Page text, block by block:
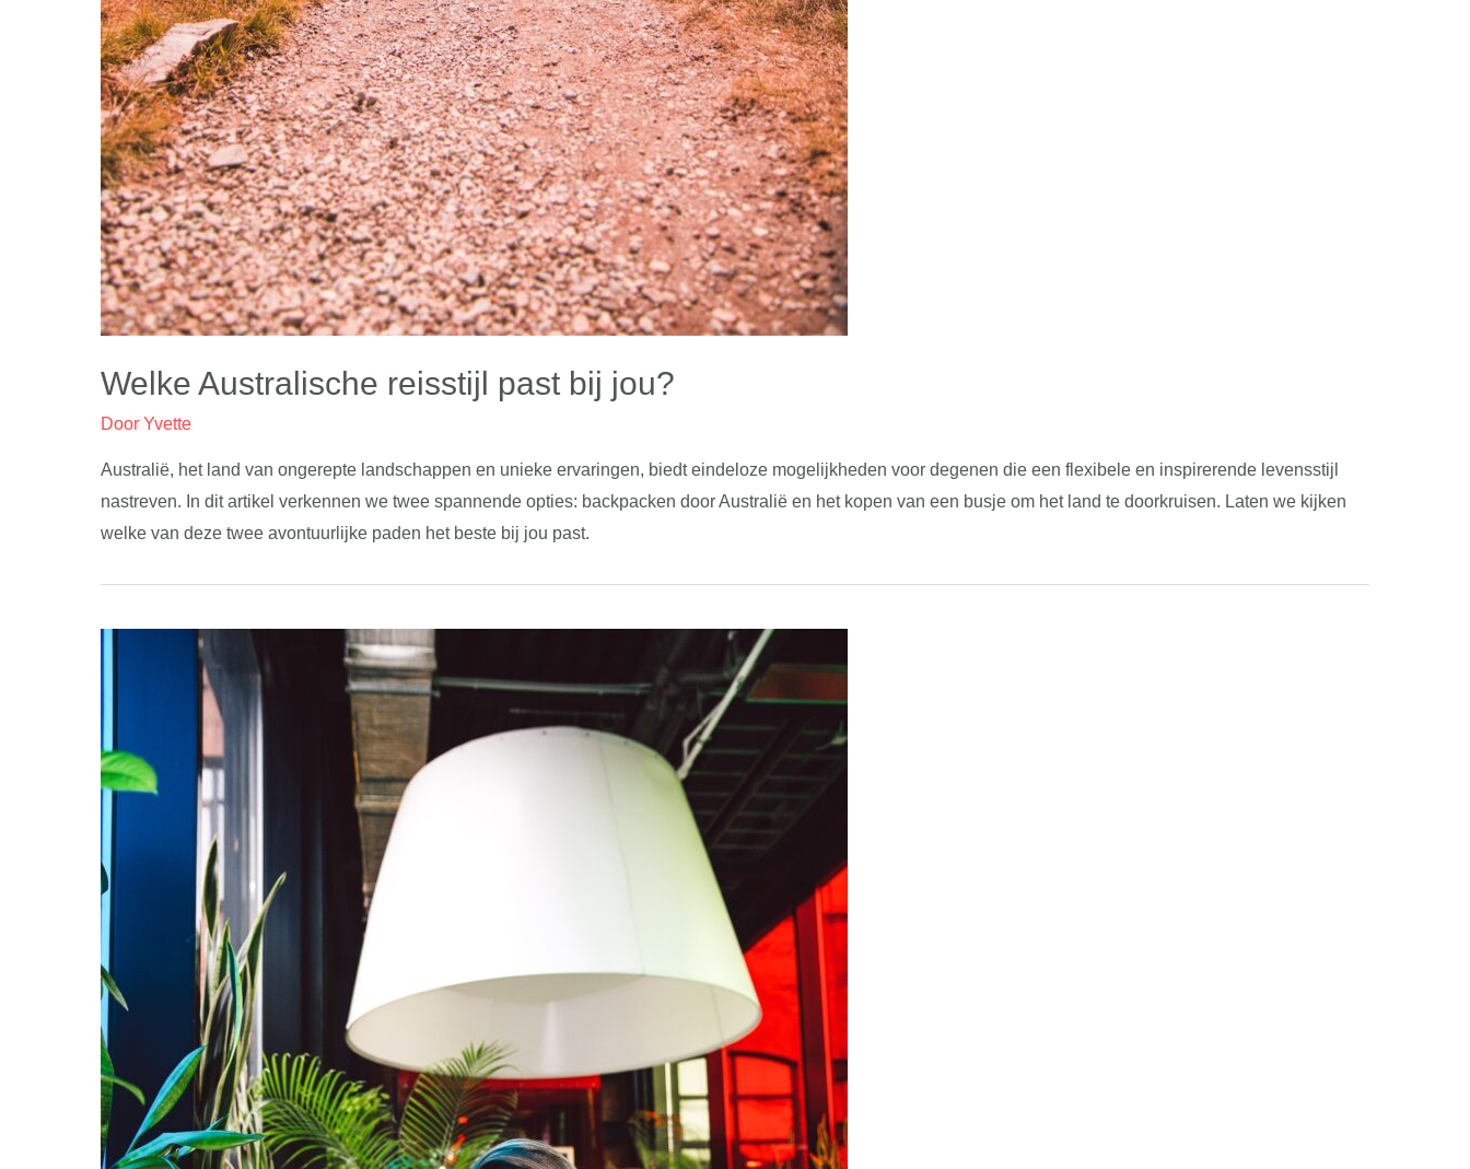
Welke Australische reisstijl past bij jou?
Door Yvette
Australië, het land van ongerepte landschappen en unieke ervaringen, biedt eindeloze mogelijkheden voor degenen die een flexibele en inspirerende levensstijl
nastreven. In dit artikel verkennen we twee spannende opties: backpacken door Australië en het kopen van een busje om het land te doorkruisen. Laten we kijken
welke van deze twee avontuurlijke paden het beste bij jou past.